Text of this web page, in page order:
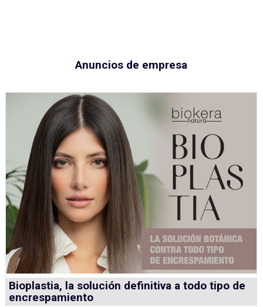
Anuncios de empresa
Bioplastia, la solución definitiva a todo tipo de
encrespamiento